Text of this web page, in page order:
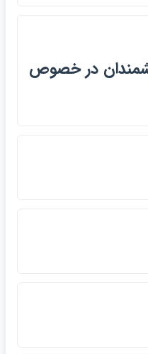
در خصوص